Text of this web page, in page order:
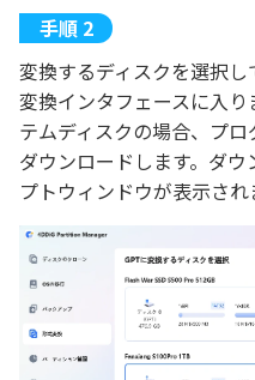
変換するディスクを選択し
変換インタフェースに入
テムディスクの場合、プ
ダウンロードします。ダ
プトウィンドウが表示され